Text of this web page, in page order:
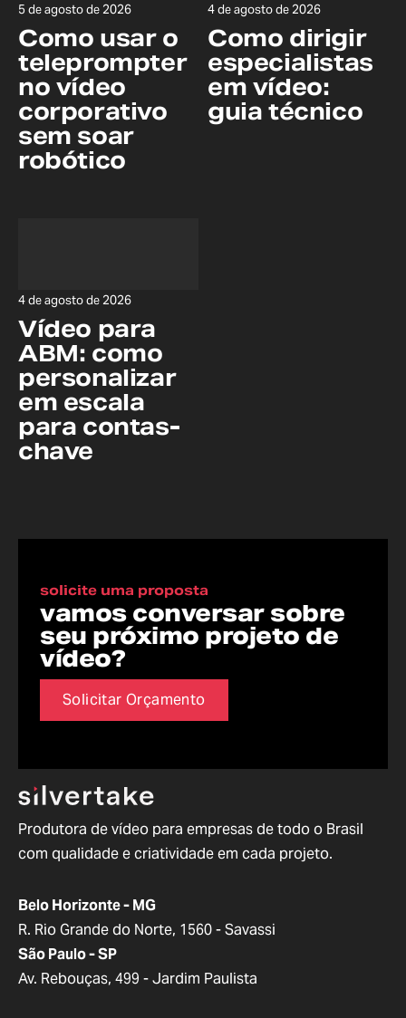
Como usar o
teleprompter
no vídeo
corporativo
sem soar
robótico
5 de agosto de 2026
Como dirigir
especialistas
em vídeo:
guia técnico
4 de agosto de 2026
Vídeo para
ABM: como
personalizar
em escala
para contas-
chave
4 de agosto de 2026
solicite uma proposta
vamos conversar sobre
seu próximo projeto de
vídeo?
Solicitar Orçamento
Produtora de vídeo para empresas de todo o Brasil
com qualidade e criatividade em cada projeto.
Belo Horizonte - MG
R. Rio Grande do Norte, 1560 - Savassi
São Paulo - SP
Av. Rebouças, 499 - Jardim Paulista